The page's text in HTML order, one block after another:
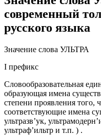
современный
русского языка
Значение слова УЛЬТРА
I префикс
Словообразовательная
образующая имена
степени проявления того,
соответствующие имена
ультразв’ук,
ультраф’ильтр и т.п. ) .